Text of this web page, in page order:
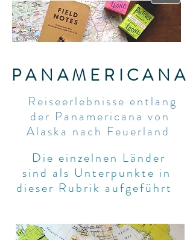
PANAMERICANA
Reiseerlebnisse entlang
der Panamericana von
Alaska nach Feuerland
Die einzelnen Länder
sind als Unterpunkte in
dieser Rubrik aufgeführt